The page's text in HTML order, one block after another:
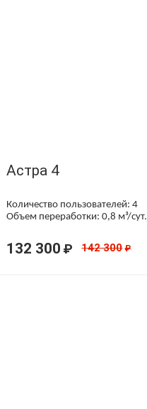
Астра 4
Количество пользователей: 4
Объем переработки: 0,8 м³/сут.
132 300 ₽ 142 300 ₽